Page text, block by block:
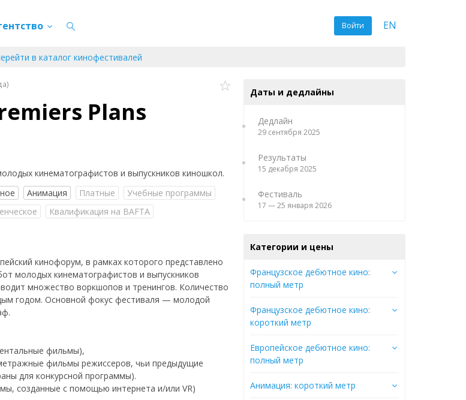
Войти EN
в каталог кинофестивалей
Plans
кинематографистов и выпускников киношкол.
Анимация Платные
Учебные программы
Квалификация на BAFTA
кинофорум, в рамках которого представлено
молодых кинематографистов и выпускников
множество воркшопов и тренингов. Количество
годом. Основной фокус фестиваля — молодой
фильмы),
фильмы режиссеров, чьи предыдущие
для конкурсной программы).
созданные с помощью интернета и/или VR)
Даты и дедлайны
Дедлайн
29 сентября 2025
Результаты
15 декабря 2025
Фестиваль
17 — 25 января 2026
Категории и цены
Французское дебютное кино:
полный метр
Французское дебютное кино:
короткий метр
Европейское дебютное кино:
полный метр
Анимация: короткий метр